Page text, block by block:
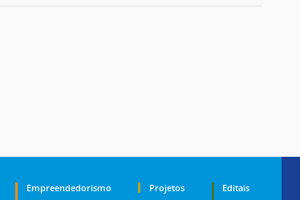
Empreendedorismo
Projetos
Editais